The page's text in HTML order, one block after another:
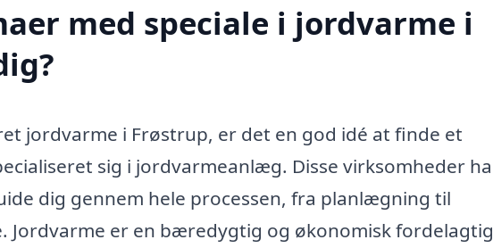
med speciale i jordvarme i
jordvarme i Frøstrup, er det en god idé at finde et
sig i jordvarmeanlæg. Disse virksomheder
dig gennem hele processen, fra planlægning til
Jordvarme er en bæredygtig og økonomisk fordelagtig